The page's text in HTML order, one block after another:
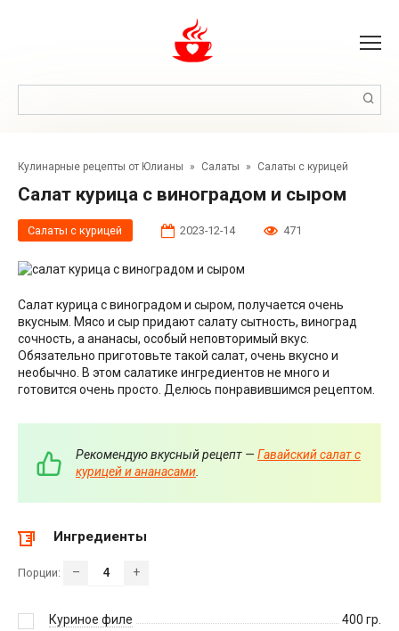
Кулинарные рецепты от Юлианы » Салаты » Салаты с курицей
Салат курица с виноградом и сыром
Салаты с курицей 2023-12-14 471
Салат курица с виноградом и сыром, получается очень
вкусным. Мясо и сыр придают салату сытность, виноград
сочность, а ананасы, особый неповторимый вкус.
Обязательно приготовьте такой салат, очень вкусно и
необычно. В этом салатике ингредиентов не много и
готовится очень просто. Делюсь понравившимся рецептом.
Рекомендую вкусный рецепт — Гавайский салат с
курицей и ананасами
Ингредиенты
Порции: – +
Куриное филе 400 гр.